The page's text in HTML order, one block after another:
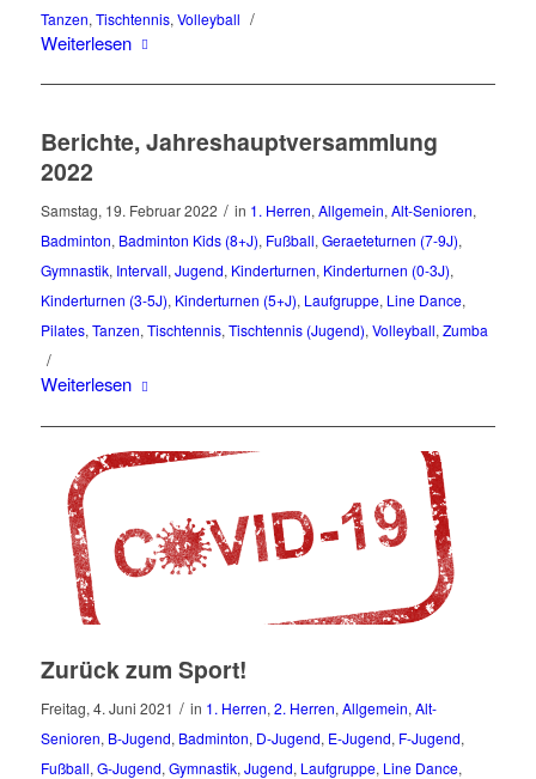
Tanzen, Tischtennis, Volleyball /
Weiterlesen
Berichte, Jahreshauptversammlung
2022
Samstag, 19. Februar 2022 / in 1. Herren, Allgemein, Alt-Senioren,
Badminton, Badminton Kids (8+J), Fußball, Geraeteturnen (7-9J),
Gymnastik, Intervall, Jugend, Kinderturnen, Kinderturnen (0-3J),
Kinderturnen (3-5J), Kinderturnen (5+J), Laufgruppe, Line Dance,
Pilates, Tanzen, Tischtennis, Tischtennis (Jugend), Volleyball, Zumba
/
Weiterlesen
Zurück zum Sport!
Freitag, 4. Juni 2021 / in 1. Herren, 2. Herren, Allgemein, Alt-
Senioren, B-Jugend, Badminton, D-Jugend, E-Jugend, F-Jugend,
Fußball, G-Jugend, Gymnastik, Jugend, Laufgruppe, Line Dance,